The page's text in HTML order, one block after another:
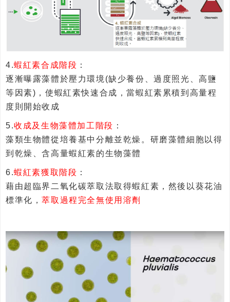
4.蝦紅素合成階段 ：
逐漸曝露藻體於壓力環境(缺少養份、過度照光、高鹽
等因素)，使蝦紅素快速合成，當蝦紅素累積到高量程
度則開始收成
5.收成及生物藻體加工階段 ：
藻類生物體從培養基中分離並乾燥。研磨藻體細胞以得
到乾燥、含高量蝦紅素的生物藻體
6.蝦紅素獲取階段 ：
藉由超臨界二氧化碳萃取法取得蝦紅素，然後以葵花油
標準化，萃取過程完全無使用溶劑